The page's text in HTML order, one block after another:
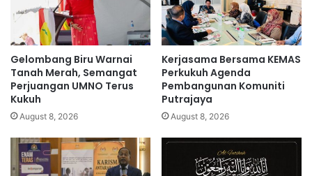
i
t
a
p
k
a
n
g
-
u
n
d
a
u
Gelombang Biru Warnai
Tanah Merah, Semangat
Perjuangan UMNO Terus
Kukuh
August 8, 2026
Kerjasama Bersama KEMAS
Perkukuh Agenda
Pembangunan Komuniti
Putrajaya
August 8, 2026